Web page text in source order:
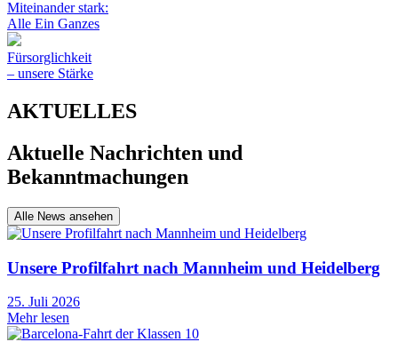
Miteinander stark:
Alle Ein Ganzes
Fürsorglichkeit
– unsere Stärke
AKTUELLES
Aktuelle Nachrichten und
Bekanntmachungen
Alle News ansehen
Unsere Profilfahrt nach Mannheim und Heidelberg
25. Juli 2026
Mehr lesen